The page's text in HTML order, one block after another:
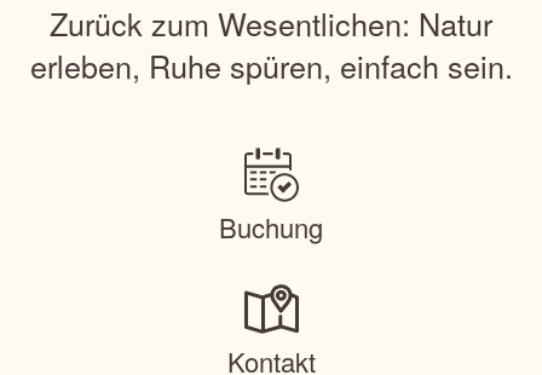
Zurück zum Wesentlichen: Natur
erleben, Ruhe spüren, einfach sein.
Buchung
Kontakt